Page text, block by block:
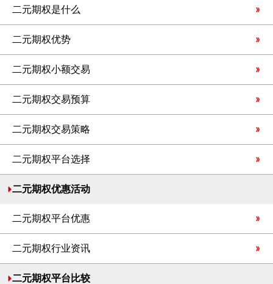
二元期权是什么
二元期权优势
二元期权小额交易
二元期权交易预算
二元期权交易策略
二元期权平台选择
二元期权优惠活动
二元期权平台优惠
二元期权行业资讯
二元期权平台比较